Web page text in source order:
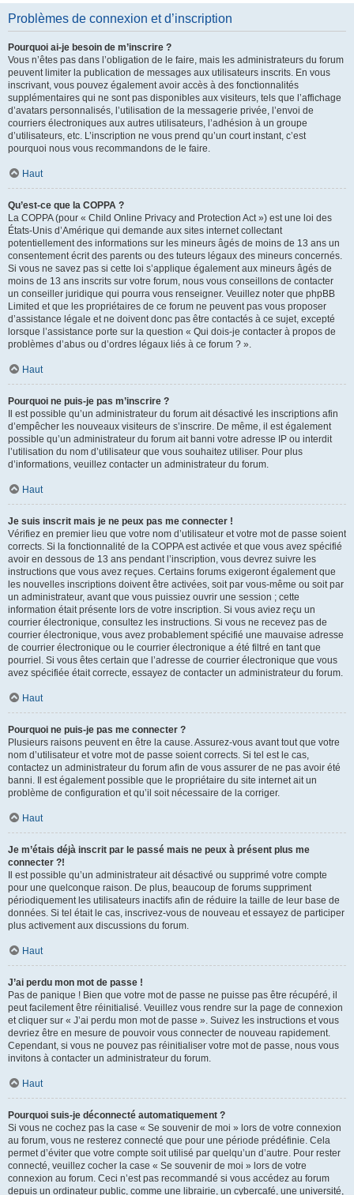
Problèmes de connexion et d’inscription
Pourquoi ai-je besoin de m’inscrire ?
Vous n’êtes pas dans l’obligation de le faire, mais les administrateurs du forum
peuvent limiter la publication de messages aux utilisateurs inscrits. En vous
inscrivant, vous pouvez également avoir accès à des fonctionnalités
supplémentaires qui ne sont pas disponibles aux visiteurs, tels que l’affichage
d’avatars personnalisés, l’utilisation de la messagerie privée, l’envoi de
courriers électroniques aux autres utilisateurs, l’adhésion à un groupe
d’utilisateurs, etc. L’inscription ne vous prend qu’un court instant, c’est
pourquoi nous vous recommandons de le faire.
Haut
Qu’est-ce que la COPPA ?
La COPPA (pour « Child Online Privacy and Protection Act ») est une loi des
États-Unis d’Amérique qui demande aux sites internet collectant
potentiellement des informations sur les mineurs âgés de moins de 13 ans un
consentement écrit des parents ou des tuteurs légaux des mineurs concernés.
Si vous ne savez pas si cette loi s’applique également aux mineurs âgés de
moins de 13 ans inscrits sur votre forum, nous vous conseillons de contacter
un conseiller juridique qui pourra vous renseigner. Veuillez noter que phpBB
Limited et que les propriétaires de ce forum ne peuvent pas vous proposer
d’assistance légale et ne doivent donc pas être contactés à ce sujet, excepté
lorsque l’assistance porte sur la question « Qui dois-je contacter à propos de
problèmes d’abus ou d’ordres légaux liés à ce forum ? ».
Haut
Pourquoi ne puis-je pas m’inscrire ?
Il est possible qu’un administrateur du forum ait désactivé les inscriptions afin
d’empêcher les nouveaux visiteurs de s’inscrire. De même, il est également
possible qu’un administrateur du forum ait banni votre adresse IP ou interdit
l’utilisation du nom d’utilisateur que vous souhaitez utiliser. Pour plus
d’informations, veuillez contacter un administrateur du forum.
Haut
Je suis inscrit mais je ne peux pas me connecter !
Vérifiez en premier lieu que votre nom d’utilisateur et votre mot de passe soient
corrects. Si la fonctionnalité de la COPPA est activée et que vous avez spécifié
avoir en dessous de 13 ans pendant l’inscription, vous devrez suivre les
instructions que vous avez reçues. Certains forums exigeront également que
les nouvelles inscriptions doivent être activées, soit par vous-même ou soit par
un administrateur, avant que vous puissiez ouvrir une session ; cette
information était présente lors de votre inscription. Si vous aviez reçu un
courrier électronique, consultez les instructions. Si vous ne recevez pas de
courrier électronique, vous avez probablement spécifié une mauvaise adresse
de courrier électronique ou le courrier électronique a été filtré en tant que
pourriel. Si vous êtes certain que l’adresse de courrier électronique que vous
avez spécifiée était correcte, essayez de contacter un administrateur du forum.
Haut
Pourquoi ne puis-je pas me connecter ?
Plusieurs raisons peuvent en être la cause. Assurez-vous avant tout que votre
nom d’utilisateur et votre mot de passe soient corrects. Si tel est le cas,
contactez un administrateur du forum afin de vous assurer de ne pas avoir été
banni. Il est également possible que le propriétaire du site internet ait un
problème de configuration et qu’il soit nécessaire de la corriger.
Haut
Je m’étais déjà inscrit par le passé mais ne peux à présent plus me
connecter ?!
Il est possible qu’un administrateur ait désactivé ou supprimé votre compte
pour une quelconque raison. De plus, beaucoup de forums suppriment
périodiquement les utilisateurs inactifs afin de réduire la taille de leur base de
données. Si tel était le cas, inscrivez-vous de nouveau et essayez de participer
plus activement aux discussions du forum.
Haut
J’ai perdu mon mot de passe !
Pas de panique ! Bien que votre mot de passe ne puisse pas être récupéré, il
peut facilement être réinitialisé. Veuillez vous rendre sur la page de connexion
et cliquer sur « J’ai perdu mon mot de passe ». Suivez les instructions et vous
devriez être en mesure de pouvoir vous connecter de nouveau rapidement.
Cependant, si vous ne pouvez pas réinitialiser votre mot de passe, nous vous
invitons à contacter un administrateur du forum.
Haut
Pourquoi suis-je déconnecté automatiquement ?
Si vous ne cochez pas la case « Se souvenir de moi » lors de votre connexion
au forum, vous ne resterez connecté que pour une période prédéfinie. Cela
permet d’éviter que votre compte soit utilisé par quelqu’un d’autre. Pour rester
connecté, veuillez cocher la case « Se souvenir de moi » lors de votre
connexion au forum. Ceci n’est pas recommandé si vous accédez au forum
depuis un ordinateur public, comme une librairie, un cybercafé, une université,